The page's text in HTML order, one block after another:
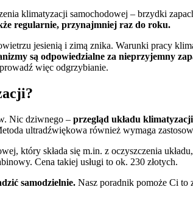
klimatyzacji samochodowej – brzydki
regularnie, przynajmniej raz do roku.
jesienią i zimą znika. Warunki pracy
są odpowiedzialne za nieprzyjemny
więc odgrzybianie.
Nic dziwnego – przegląd układu
ultradźwiękowa również wymaga
który składa się m.in. z oczyszczenia
Cena takiej usługi to ok. 230 złotych.
samodzielnie. Nasz poradnik pomoże Ci to